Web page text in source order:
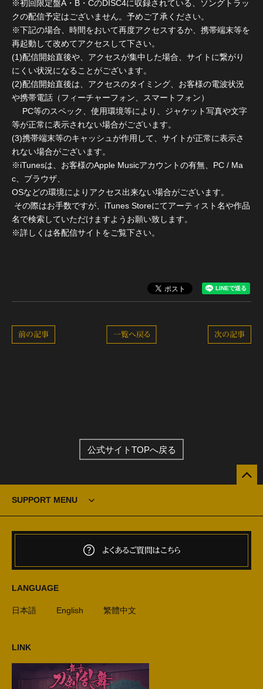
※初回限定盤A・B・CのDISC4に収録されている、ソングトラッ
クの配信予定はございません。予めご了承ください。
※下記の場合、時間をおいて再度アクセスするか、携帯端末等を
再起動して改めてアクセスして下さい。
(1)配信開始直後や、アクセスが集中した場合、サイトに繋がり
にくい状況になることがございます。
(2)配信開始直後は、アクセスのタイミング、お客様の電波状況
や携帯電話（フィーチャーフォン、スマートフォン）
PC等のスペック、使用環境等により、ジャケット写真や文字
等が正常に表示されない場合がございます。
(3)携帯端末等のキャッシュが作用して、サイトが正常に表示さ
れない場合がございます。
※iTunesは、お客様のApple Musicアカウントの有無、PC / Ma
c、ブラウザ、
OSなどの環境によりアクセス出来ない場合がございます。
その際はお手数ですが、iTunes Storeにてアーティスト名や作品
名で検索していただけますようお願い致します。
※詳しくは各配信サイトをご覧下さい。
次の記事
一覧へ戻る
前の記事
公式サイトTOPへ戻る
SUPPORT MENU
よくあるご質問はこちら
LANGUAGE
日本語 English 繁體中文
LINK